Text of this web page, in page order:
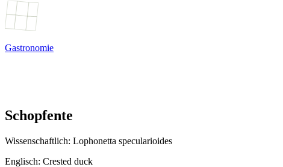
Gastronomie
Schopfente
Wissenschaftlich: Lophonetta specularioides
Englisch: Crested duck